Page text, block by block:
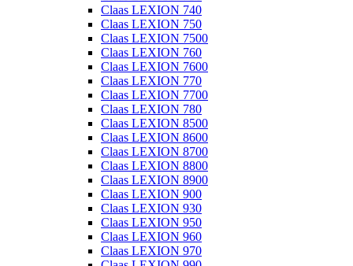
Claas LEXION 740
Claas LEXION 750
Claas LEXION 7500
Claas LEXION 760
Claas LEXION 7600
Claas LEXION 770
Claas LEXION 7700
Claas LEXION 780
Claas LEXION 8500
Claas LEXION 8600
Claas LEXION 8700
Claas LEXION 8800
Claas LEXION 8900
Claas LEXION 900
Claas LEXION 930
Claas LEXION 950
Claas LEXION 960
Claas LEXION 970